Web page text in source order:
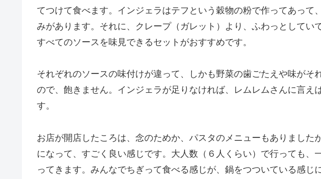
てつけて食べます。インジェラはテフという穀物の粉で作ってあって
みがあります。それに、クレープ（ガレット）より、ふわっとしてい
すべてのソースを味見できるセットがおすすめです。
それぞれのソースの味付けが違って、しかも野菜の歯ごたえや味がそ
ので、飽きません。インジェラが足りなければ、レムレムさんに言え
す。
お店が開店したころは、念のためか、パスタのメニューもありました
になって、すごく良い感じです。大人数（６人くらい）で行っても、
ってきます。みんなでちぎって食べる感じが、鍋をつついている感じ